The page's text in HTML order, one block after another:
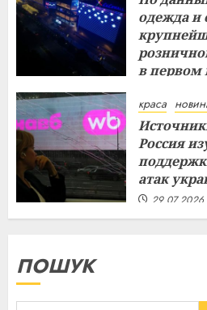
одежда и
в первом
краса
Россия
атак
29.07.2026
ПОШУК